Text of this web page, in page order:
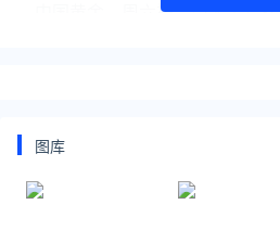
中国黄金、周六福、周大生）
本页仅为品牌金店（周大福、周
麟、金至尊、潮宏基、老凤祥、
中国黄金、周六福、周大生）挂
图库